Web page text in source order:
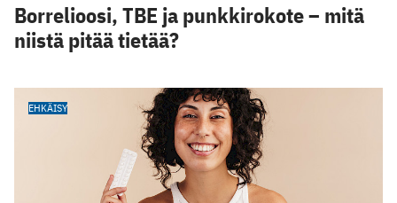
Borrelioosi, TBE ja punkkirokote – mitä
niistä pitää tietää?
EHKÄISY